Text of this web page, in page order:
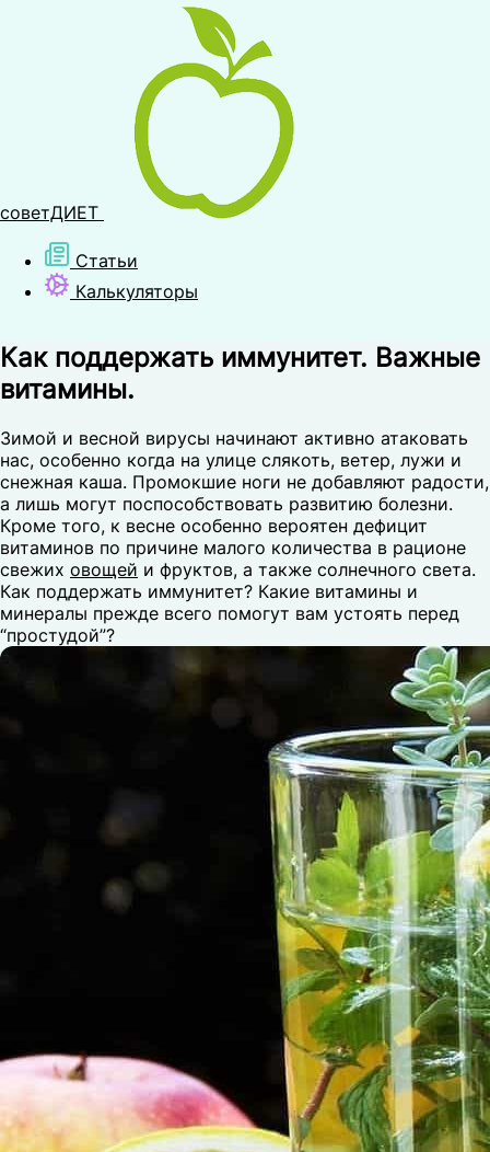
советДИЕТ
Статьи
Калькуляторы
Как поддержать иммунитет. Важные
витамины.
Зимой и весной вирусы начинают активно атаковать
нас, особенно когда на улице слякоть, ветер, лужи и
снежная каша. Промокшие ноги не добавляют радости,
а лишь могут поспособствовать развитию болезни.
Кроме того, к весне особенно вероятен дефицит
витаминов по причине малого количества в рационе
свежих овощей и фруктов, а также солнечного света.
Как поддержать иммунитет? Какие витамины и
минералы прежде всего помогут вам устоять перед
“простудой”?